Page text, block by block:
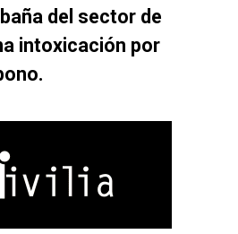
del sector de
intoxicación por